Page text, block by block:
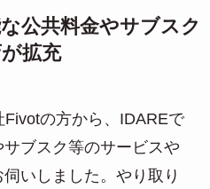
公共料金やサブスク
拡充
の方から、IDAREで
ブスク等のサービスや
いしました。やり取り